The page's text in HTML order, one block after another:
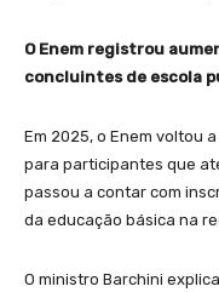
O Enem registrou
concluintes de escola
Em 2025, o Enem voltou
para participantes que
passou a contar com
da educação básica na
O ministro Barchini